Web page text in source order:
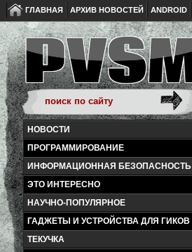
ГЛАВНАЯ АРХИВ НОВОСТЕЙ ANDROID
НОВОСТИ
ПРОГРАММИРОВАНИЕ
ИНФОРМАЦИОННАЯ БЕЗОПАСНОСТЬ
ЭТО ИНТЕРЕСНО
НАУЧНО-ПОПУЛЯРНОЕ
ГАДЖЕТЫ И УСТРОЙСТВА ДЛЯ ГИКОВ
ТЕКУЧКА